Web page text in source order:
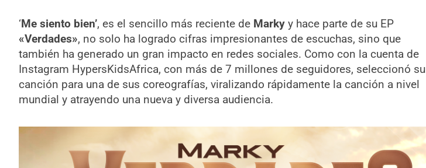
‘Me siento bien’, es el sencillo más reciente de Markyy hace parte de su EP
«Verdades», no solo ha logrado cifras impresionantes de escuchas, sino que
también ha generado un gran impacto en redes sociales. Como con la cuenta de
Instagram HypersKidsAfrica, con más de 7 millones de seguidores, seleccionó su
canción para una de sus coreografías, viralizando rápidamente la canción a nivel
mundial y atrayendo una nueva y diversa audiencia.